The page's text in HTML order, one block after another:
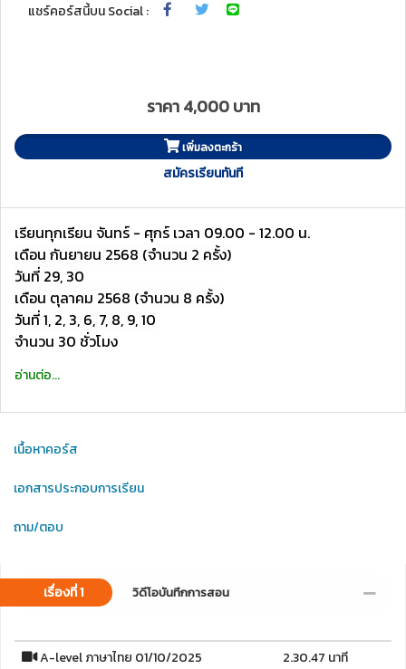
แชร์คอร์สนี้บน Social :
ราคา 4,000 บาท
เพิ่มลงตะกร้า
สมัครเรียนทันที
เรียนทุกเรียน จันทร์ - ศุกร์ เวลา 09.00 - 12.00 น.
เดือน กันยายน 2568 (จำนวน 2 ครั้ง)
วันที่ 29, 30
เดือน ตุลาคม 2568 (จำนวน 8 ครั้ง)
วันที่ 1, 2, 3, 6, 7, 8, 9, 10
จำนวน 30 ชั่วโมง
อ่านต่อ...
เนื้อหาคอร์ส
เอกสารประกอบการเรียน
ถาม/ตอบ
เรื่องที่ 1 วิดีโอบันทึกการสอน
A-level ภาษาไทย 01/10/2025
2.30.47 นาที